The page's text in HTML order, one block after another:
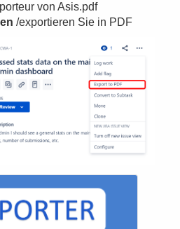
von Asis.pdf
/exportieren Sie in PDF